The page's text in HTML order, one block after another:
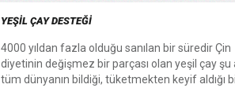
YEŞİL ÇAY DESTEĞİ
4000 yıldan fazla olduğu sanılan bir süredir Çin
diyetinin değişmez bir parçası olan yeşil çay şu
tüm dünyanın bildiği, tüketmekten keyif aldığı